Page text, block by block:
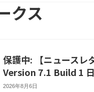
クス
保護中: 【ニュースレ
Version 7.1 Build 1
2026年8月6日